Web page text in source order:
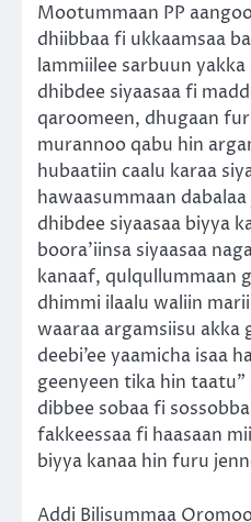
Mootummaan PP
dhiibbaa fi ukkaamsaa
lammiilee sarbuun
dhibdee siyaasaa fi
qaroomeen, dhugaan
murannoo qabu hin
hubaatiin caalu karaa
hawaasummaan
dhibdee siyaasaa biyya
boora’iinsa siyaasaa
kanaaf, qulqullummaan
dhimmi ilaalu waliin
waaraa argamsiisu akka
deebi’ee yaamicha isaa
geenyeen tika hin
dibbee sobaa fi
fakkeessaa fi haasaan
biyya kanaa hin furu
Addi Bilisummaa